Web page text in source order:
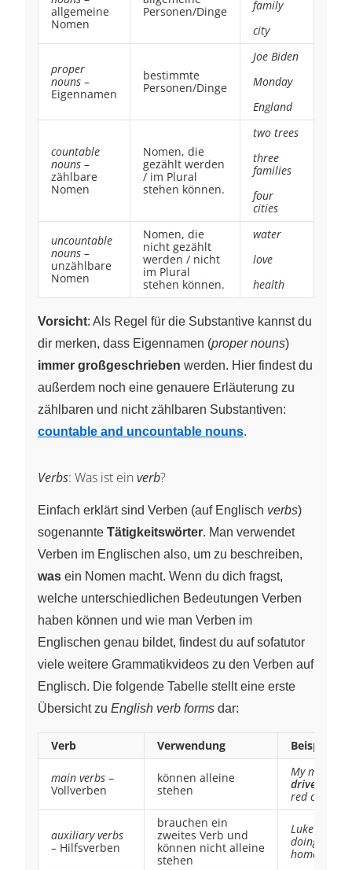
allgemeine
Nomen
Personen/Dinge
family
city
proper
nouns –
Eigennamen
bestimmte
Personen/Dinge
Joe Biden
Monday
England
countable
nouns –
zählbare
Nomen
Nomen, die
gezählt werden
/ im Plural
stehen können.
two trees
three
families
four
cities
uncountable
nouns –
unzählbare
Nomen
Nomen, die
nicht gezählt
werden / nicht
im Plural
stehen können.
water
love
health
Vorsicht: Als Regel für die Substantive kannst du
dir merken, dass Eigennamen (proper nouns)
immer großgeschrieben werden. Hier findest du
außerdem noch eine genauere Erläuterung zu
zählbaren und nicht zählbaren Substantiven:
countable and uncountable nouns.
Verbs: Was ist ein verb?
Einfach erklärt sind Verben (auf Englisch verbs)
sogenannte Tätigkeitswörter. Man verwendet
Verben im Englischen also, um zu beschreiben,
was ein Nomen macht. Wenn du dich fragst,
welche unterschiedlichen Bedeutungen Verben
haben können und wie man Verben im
Englischen genau bildet, findest du auf sofatutor
viele weitere Grammatikvideos zu den Verben auf
Englisch. Die folgende Tabelle stellt eine erste
Übersicht zu English verb forms dar:
Verb Verwendung Beispiel
main verbs –
Vollverben
können alleine
stehen
My mom
drives
red car.
auxiliary verbs
– Hilfsverben
brauchen ein
zweites Verb und
können nicht alleine
stehen
Luke
doing his
homework.